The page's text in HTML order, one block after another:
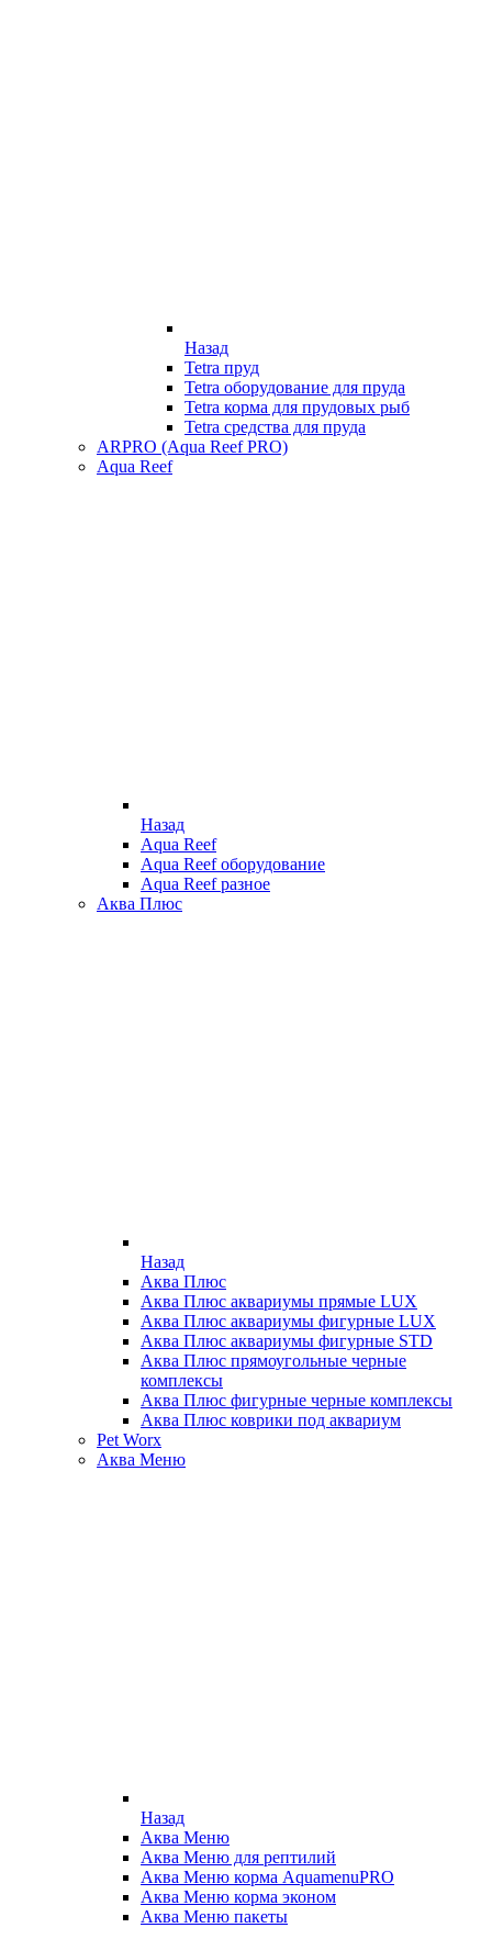
Назад
Tetra пруд
Tetra оборудование для пруда
Tetra корма для прудовых рыб
Tetra средства для пруда
ARPRO (Aqua Reef PRO)
Aqua Reef
Назад
Aqua Reef
Aqua Reef оборудование
Aqua Reef разное
Аква Плюс
Назад
Аква Плюс
Аква Плюс аквариумы прямые LUX
Аква Плюс аквариумы фигурные LUX
Аква Плюс аквариумы фигурные STD
Аква Плюс прямоугольные черные
комплексы
Аква Плюс фигурные черные комплексы
Аква Плюс коврики под аквариум
Pet Worx
Аква Меню
Назад
Аква Меню
Аква Меню для рептилий
Аква Меню корма AquamenuPRO
Аква Меню корма эконом
Аква Меню пакеты